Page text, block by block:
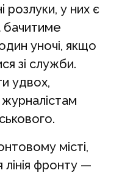
у них є
бачитиме
уночі, якщо
зі служби.
удвох,
місті,
фронту —